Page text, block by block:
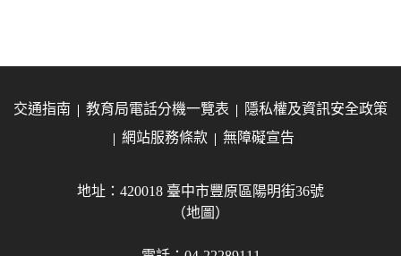
交通指南 教育局電話分機一覽表
隱私權及資訊安全政策
網站服務條款
無障礙宣告
地址：420018 臺中市豐原區陽明街36號
（地圖）